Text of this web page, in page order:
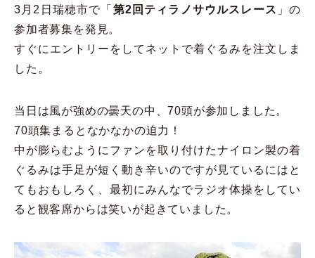
3月2日瑞穂市で「 第2回ティラノサウルスレース 」の
参加者募集を発見。
すぐにエントリーをしてネットで着ぐるみを注文しま
した。
当日は風が強めの曇天の中、70頭が参加しました。
70頭集まるとなかなかの迫力！
中が膨らむようにファンを取り付けたナイロン製の着
ぐるみは手足が短く動き辛いのですが見ているにはと
てもおもしろく、最初にみんなでラジオ体操をしてい
ると観客席からは笑いが起きていました。